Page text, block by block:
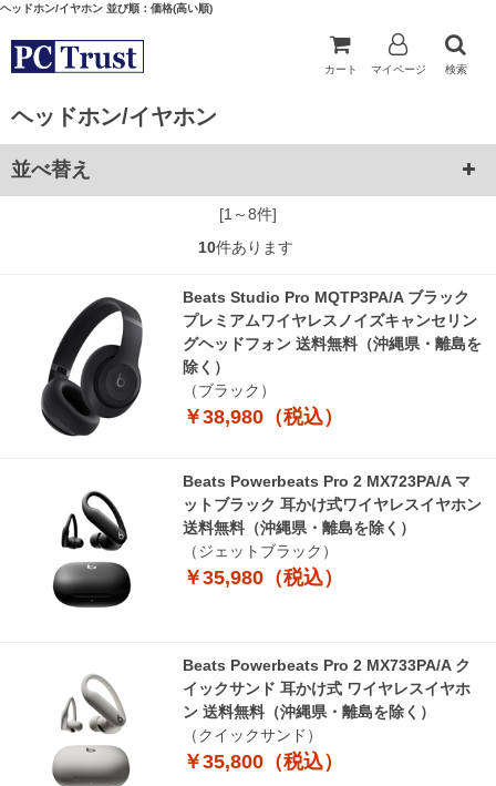
ヘッドホン/イヤホン 並び順：価格(高い順)
カート マイページ 検索
ヘッドホン/イヤホン
並べ替え
[1～8件]
10件あります
Beats Studio Pro MQTP3PA/A ブラック
プレミアムワイヤレスノイズキャンセリン
グヘッドフォン 送料無料（沖縄県・離島を
除く）
（ブラック）
￥38,980（税込）
Beats Powerbeats Pro 2 MX723PA/A マ
ットブラック 耳かけ式ワイヤレスイヤホン
送料無料（沖縄県・離島を除く）
（ジェットブラック）
￥35,980（税込）
Beats Powerbeats Pro 2 MX733PA/A ク
イックサンド 耳かけ式 ワイヤレスイヤホ
ン 送料無料（沖縄県・離島を除く）
（クイックサンド）
￥35,800（税込）